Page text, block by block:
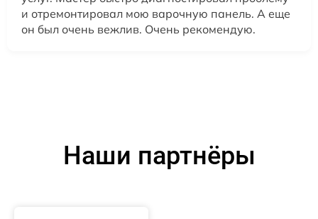
и отремонтировал мою варочную панель. А еще
он был очень вежлив. Очень рекомендую.
Наши партнёры